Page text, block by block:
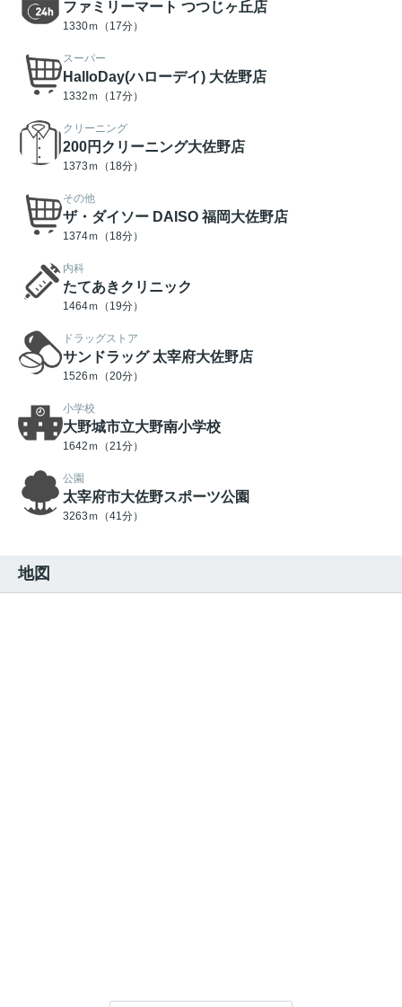
ファミリーマート つつじヶ丘店
1330ｍ（17分）
スーパー
HalloDay(ハローデイ) 大佐野店
1332ｍ（17分）
クリーニング
200円クリーニング大佐野店
1373ｍ（18分）
その他
ザ・ダイソー DAISO 福岡大佐野店
1374ｍ（18分）
内科
たてあきクリニック
1464ｍ（19分）
ドラッグストア
サンドラッグ 太宰府大佐野店
1526ｍ（20分）
小学校
大野城市立大野南小学校
1642ｍ（21分）
公園
太宰府市大佐野スポーツ公園
3263ｍ（41分）
地図